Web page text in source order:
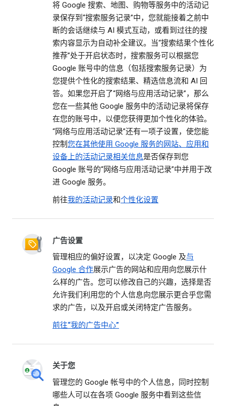
将 Google 搜索、地图、购物等服务中的活动记
录保存到“搜索服务记录”中，您就能接着之前中
断的会话继续与 AI 模式互动，或看到过往的搜
索内容显示为自动补全建议。当“搜索结果个性化
推荐”处于开启状态时，搜索服务可以根据您
Google 账号中的信息（包括搜索服务记录）为
您提供个性化的搜索结果、精选信息流和 AI 回
答。如果您开启了“网络与应用活动记录”，那么
您在一些其他 Google 服务中的活动记录将保存
在您的账号中，以便您获得更加个性化的体验。
“网络与应用活动记录”还有一项子设置，使您能
控制您在其他使用 Google 服务的网站、应用和
设备上的活动记录相关信息是否保存到您
Google 账号的“网络与应用活动记录”中并用于改
进 Google 服务。
前往我的活动记录和个性化设置
广告设置
管理相应的偏好设置，以决定 Google 及与
Google 合作展示广告的网站和应用向您展示什
么样的广告。您可以修改自己的兴趣，选择是否
允许我们利用您的个人信息向您展示更合乎您需
求的广告，以及开启或关闭特定广告服务。
前往“我的广告中心”
关于您
管理您的 Google 帐号中的个人信息，同时控制
哪些人可以在各项 Google 服务中看到这些信